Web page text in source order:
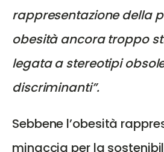
rappresentazione della
obesità ancora troppo
legata a stereotipi
discriminanti”.
Sebbene l’obesità
minaccia per la